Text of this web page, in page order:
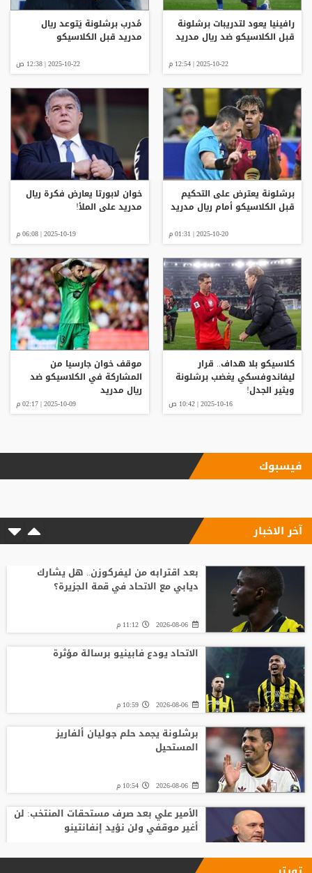
رافينيا يعود لتدريبات برشلونة
قبل الكلاسيكو ضد ريال مدريد
2025-10-22 | 12:54 م
مُدرب برشلونة يَتوعد ريال
مدريد قبل الكلاسيكو
2025-10-22 | 12:38 ص
برشلونة يعترض على التحكيم
قبل الكلاسيكو أمام ريال مدريد
2025-10-20 | 01:31 م
خوان لابورتا يعارض فكرة ريال
مدريد على الملأ!
2025-10-19 | 06:08 م
كلاسيكو بلا هداف.. قرار
ليفاندوفسكي يغضب برشلونة
ويثير الجدل!
2025-10-16 | 10:42 ص
موقف خوان جارسيا من
المشاركة في الكلاسيكو ضد
ريال مدريد
2025-10-09 | 02:17 م
فيسبوك
آخر الاخبار
بعد اقترابه من ليفركوزن.. هل يشارك
ديابي مع الاتحاد في قمة الجزيرة؟
2026-08-06 11:12 م
الاتحاد يودع فابينيو برسالة مؤثرة
2026-08-06 10:59 م
برشلونة يجمد حلم جوليان ألفاريز
المستحيل
2026-08-06 10:54 م
الأمير علي بعد صرف مستحقات المنتخب: لن
أغير موقفي ولن نؤيد إنفانتينو